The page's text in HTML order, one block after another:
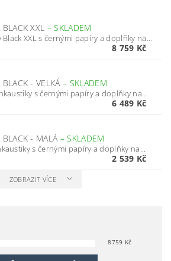
XXL –SKLADEM
XXL s černými papíry a doplňky na...
8 759 Kč
BLACK - VELKÁ– SKLADEM
s černými papíry a doplňky na...
6 489 Kč
BLACK - MALÁ –SKLADEM
s černými papíry a doplňky na...
2 539 Kč
ZOBRAZIT VÍCE
8759 Kč